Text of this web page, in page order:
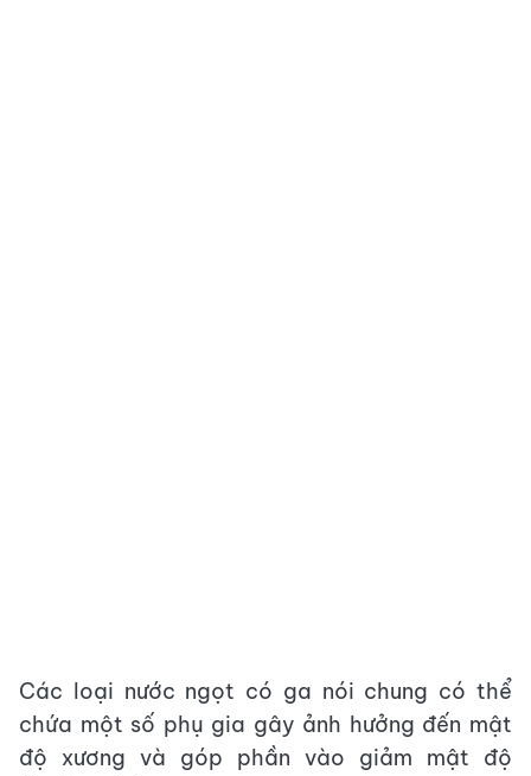
Các loại nước ngọt có ga nói chung có thể
chứa một số phụ gia gây ảnh hưởng đến mật
độ xương và góp phần vào giảm mật độ